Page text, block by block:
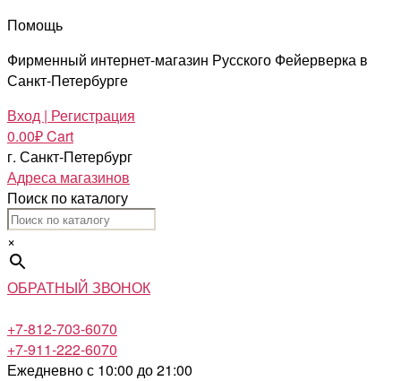
Помощь
Фирменный интернет-магазин Русского Фейерверка в
Санкт-Петербурге
Вход | Регистрация
0.00₽Cart
г. Санкт-Петербург
Адреса магазинов
Поиск по каталогу
×
ОБРАТНЫЙ ЗВОНОК
+7-812-703-6070
+7-911-222-6070
Ежедневно с 10:00 до 21:00